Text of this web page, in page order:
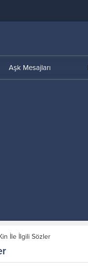
Aşk Mesajları
İle İlgili Sözler